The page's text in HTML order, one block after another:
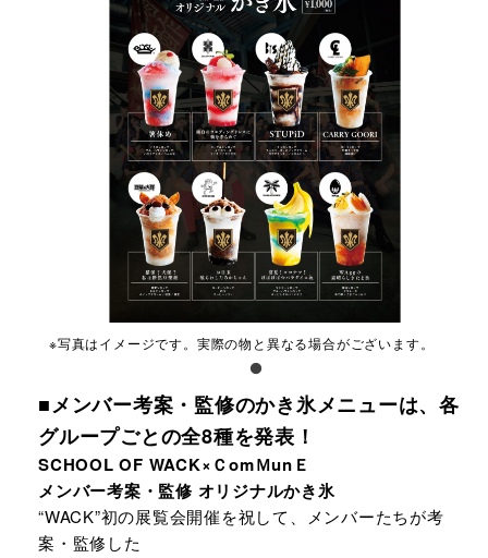
※写真はイメージです。実際の物と異なる場合がございます。
■メンバー考案・監修のかき氷メニューは、各
グループごとの全8種を発表！
SCHOOL OF WACK×ＣomＭunＥ
メンバー考案・監修 オリジナルかき氷
“WACK”初の展覧会開催を祝して、メンバーたちが考
案・監修した